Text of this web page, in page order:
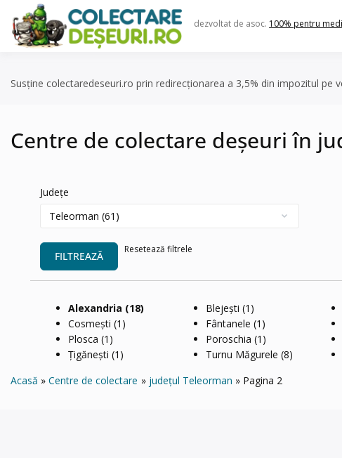
content
dezvoltat de asoc. 100% pentru
Susține colectaredeseuri.ro prin redirecționarea a 3,5% din impozitul pe
Centre de colectare deșeuri în
Județe
FILTREAZĂ
Resetează filtrele
Alexandria (18) Blejești (1)
Cosmești (1) Fântanele (1)
Plosca (1) Poroschia (1)
Țigăneşti (1) Turnu Măgurele (8)
Acasă
Centre de colectare județul Teleorman Pagina 2